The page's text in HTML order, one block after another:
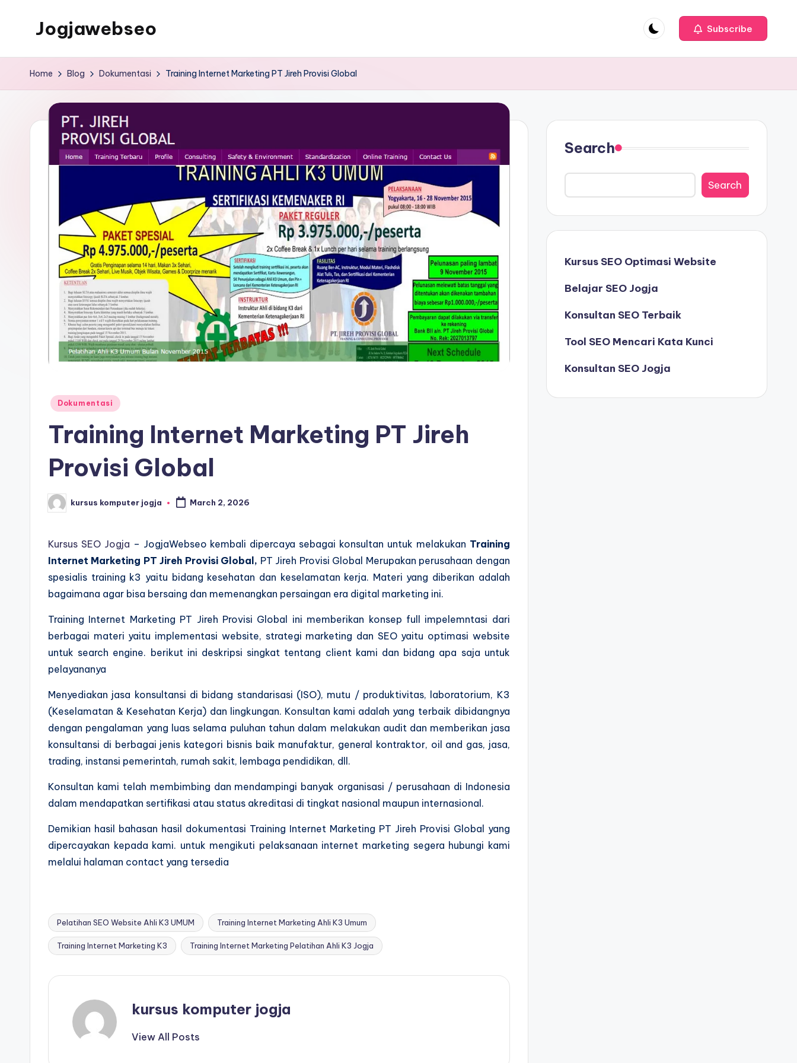
Jogjawebseo Subscribe
Home Blog Dokumentasi Training Internet Marketing PT Jireh Provisi Global
Dokumentasi
Training Internet Marketing PT Jireh
Provisi Global
kursus komputer jogja March 2, 2026
Kursus SEO Jogja – JogjaWebseo kembali dipercaya sebagai konsultan untuk melakukan Training
Internet Marketing PT Jireh Provisi Global, PT Jireh Provisi Global Merupakan perusahaan dengan
spesialis training k3 yaitu bidang kesehatan dan keselamatan kerja. Materi yang diberikan adalah
bagaimana agar bisa bersaing dan memenangkan persaingan era digital marketing ini.
Training Internet Marketing PT Jireh Provisi Global ini memberikan konsep full impelemntasi dari
berbagai materi yaitu implementasi website, strategi marketing dan SEO yaitu optimasi website
untuk search engine. berikut ini deskripsi singkat tentang client kami dan bidang apa saja untuk
pelayananya
Menyediakan jasa konsultansi di bidang standarisasi (ISO), mutu / produktivitas, laboratorium, K3
(Keselamatan & Kesehatan Kerja) dan lingkungan. Konsultan kami adalah yang terbaik dibidangnya
dengan pengalaman yang luas selama puluhan tahun dalam melakukan audit dan memberikan jasa
konsultansi di berbagai jenis kategori bisnis baik manufaktur, general kontraktor, oil and gas, jasa,
trading, instansi pemerintah, rumah sakit, lembaga pendidikan, dll.
Konsultan kami telah membimbing dan mendampingi banyak organisasi / perusahaan di Indonesia
dalam mendapatkan sertifikasi atau status akreditasi di tingkat nasional maupun internasional.
Demikian hasil bahasan hasil dokumentasi Training Internet Marketing PT Jireh Provisi Global yang
dipercayakan kepada kami. untuk mengikuti pelaksanaan internet marketing segera hubungi kami
melalui halaman contact yang tersedia
Pelatihan SEO Website Ahli K3 UMUM Training Internet Marketing Ahli K3 Umum
Training Internet Marketing K3 Training Internet Marketing Pelatihan Ahli K3 Jogja
kursus komputer jogja
View All Posts
Search
Search
Kursus SEO Optimasi Website
Belajar SEO Jogja
Konsultan SEO Terbaik
Tool SEO Mencari Kata Kunci
Konsultan SEO Jogja